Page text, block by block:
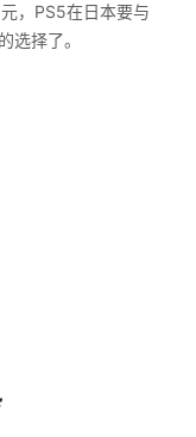
，PS5在日本要与
选择了。